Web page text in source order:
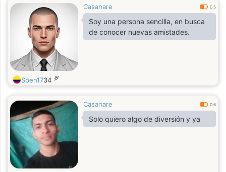
Casanare 0.5
Soy una persona sencilla, en busca
de conocer nuevas amistades.
Spen1734 岁
Casanare 0.6
Solo quiero algo de diversión y ya